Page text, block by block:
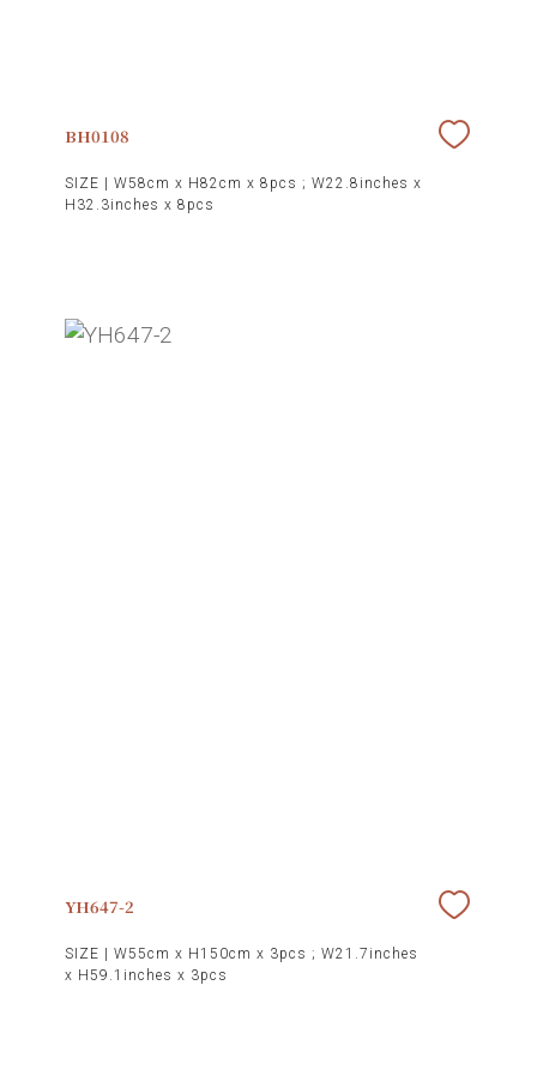
BH0108
SIZE | W58cm x H82cm x 8pcs ; W22.8inches x
H32.3inches x 8pcs
YH647-2
SIZE | W55cm x H150cm x 3pcs ; W21.7inches
x H59.1inches x 3pcs